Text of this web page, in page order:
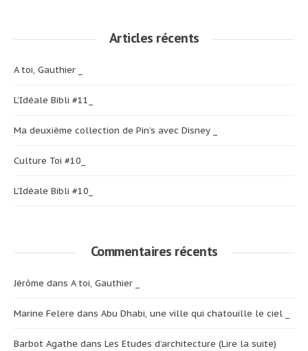
Articles récents
A toi, Gauthier _
L’Idéale Bibli #11_
Ma deuxième collection de Pin’s avec Disney _
Culture Toi #10_
L’Idéale Bibli #10_
Commentaires récents
Jérôme dans A toi, Gauthier _
Marine Felere dans Abu Dhabi, une ville qui chatouille le ciel _
Barbot Agathe dans Les Etudes d’architecture (Lire la suite)